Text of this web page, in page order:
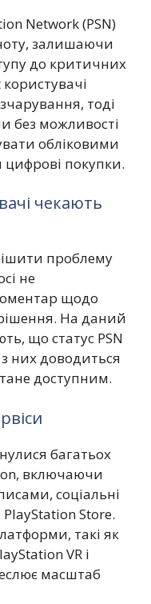
Network (PSN)
залишаючи
до критичних
тоді
без можливості
обліковими
покупки.
чекають
проблему
не
щодо
На даний
що статус PSN
них доводиться
доступним.
багатьох
включаючи
соціальні
PlayStation Store.
такі як
VR і
масштаб